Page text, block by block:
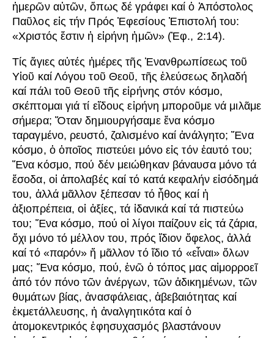
ἡμερῶν αὐτῶν, ὅπως δέ γράφει καί ὁ Ἀπόστολος
Παῦλος εἰς τήν Πρός Ἐφεσίους Ἐπιστολή του:
«Χριστός ἔστιν ἡ εἰρήνη ἡμῶν» (Ἐφ., 2:14).
Τίς ἅγιες αὐτές ἡμέρες τῆς Ἐνανθρωπίσεως τοῦ
Υἱοῦ καί Λόγου τοῦ Θεοῦ, τῆς ἐλεύσεως δηλαδή
καί πάλι τοῦ Θεοῦ τῆς εἰρήνης στόν κόσμο,
σκέπτομαι γιά τί εἴδους εἰρήνη μποροῦμε νά μιλᾶμε
σήμερα; Ὅταν δημιουργήσαμε ἕνα κόσμο
ταραγμένο, ρευστό, ζαλισμένο καί ἀνάλγητο; Ἕνα
κόσμο, ὁ ὁποῖος πιστεύει μόνο εἰς τόν ἑαυτό του;
Ἕνα κόσμο, πού δέν μειώθηκαν βάναυσα μόνο τά
ἔσοδα, οἱ ἀπολαβές καί τό κατά κεφαλήν εἰσόδημά
του, ἀλλά μᾶλλον ξέπεσαν τό ἦθος καί ἡ
ἀξιοπρέπεια, οἱ ἀξίες, τά ἰδανικά καί τά πιστεύω
του; Ἕνα κόσμο, πού οἱ λίγοι παίζουν εἰς τά ζάρια,
ὄχι μόνο τό μέλλον του, πρός ἴδιον ὄφελος, ἀλλά
καί τό «παρόν» ἤ μᾶλλον τό ἴδιο τό «εἶναι» ὅλων
μας; Ἕνα κόσμο, πού, ἐνῶ ὁ τόπος μας αἱμορροεῖ
ἀπό τόν πόνο τῶν ἀνέργων, τῶν ἀδικημένων, τῶν
θυμάτων βίας, ἀνασφάλειας, ἀβεβαιότητας καί
ἐκμετάλλευσης, ἡ ἀναλγητικότα καί ὁ
ἀτομοκεντρικός ἐφησυχασμός βλαστάνουν